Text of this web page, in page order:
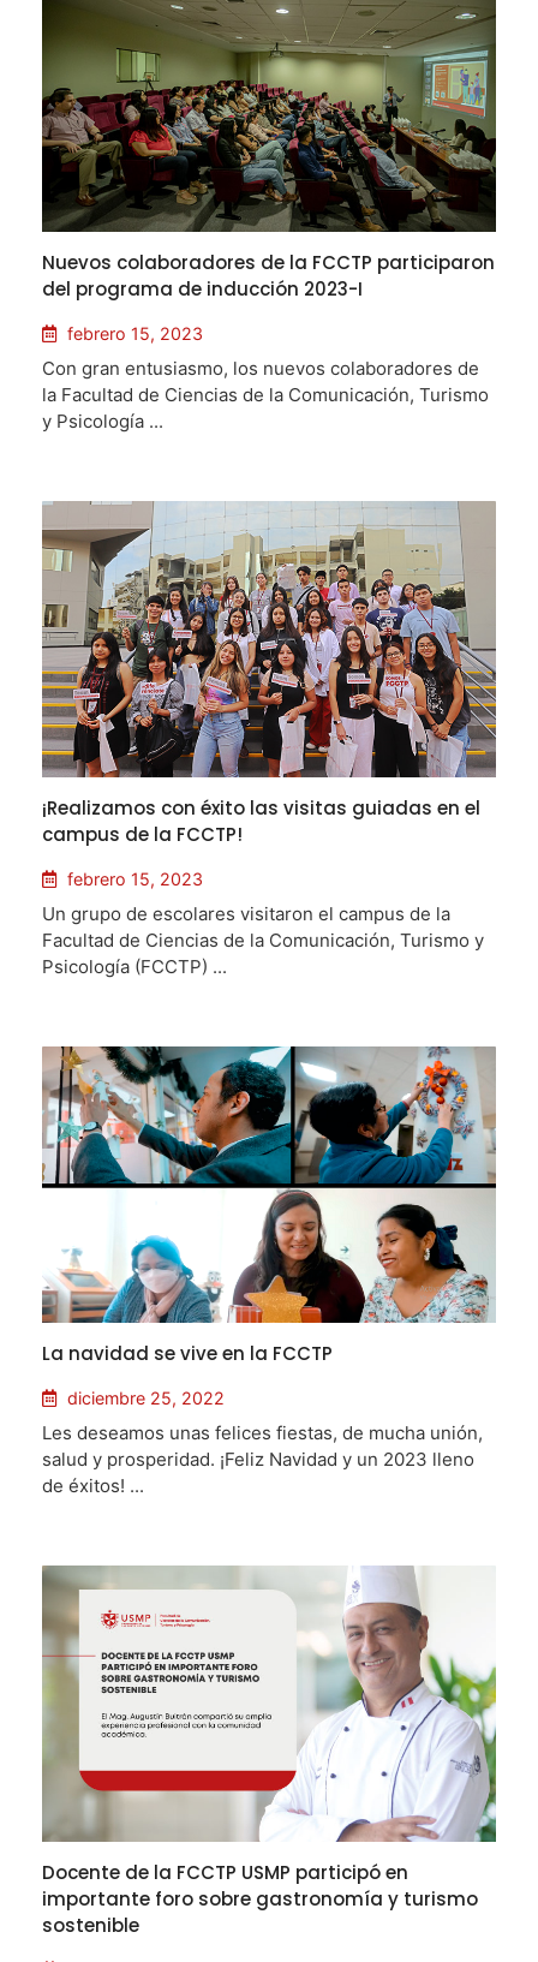
Nuevos colaboradores de la FCCTP participaron
del programa de inducción 2023-I
febrero 15, 2023
Con gran entusiasmo, los nuevos colaboradores de
la Facultad de Ciencias de la Comunicación, Turismo
y Psicología ...
¡Realizamos con éxito las visitas guiadas en el
campus de la FCCTP!
febrero 15, 2023
Un grupo de escolares visitaron el campus de la
Facultad de Ciencias de la Comunicación, Turismo y
Psicología (FCCTP) ...
La navidad se vive en la FCCTP
diciembre 25, 2022
Les deseamos unas felices fiestas, de mucha unión,
salud y prosperidad. ¡Feliz Navidad y un 2023 lleno
de éxitos! ...
Docente de la FCCTP USMP participó en
importante foro sobre gastronomía y turismo
sostenible